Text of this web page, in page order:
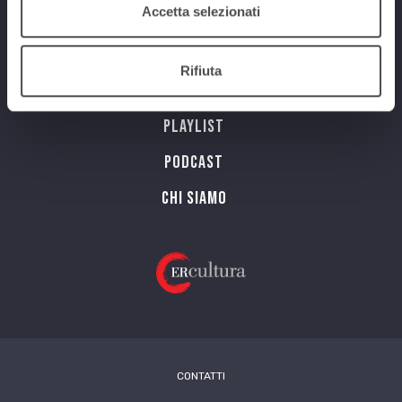
Accetta selezionati
Rifiuta
Programmi
Streaming
Playlist
PODCAST
Chi siamo
CONTATTI